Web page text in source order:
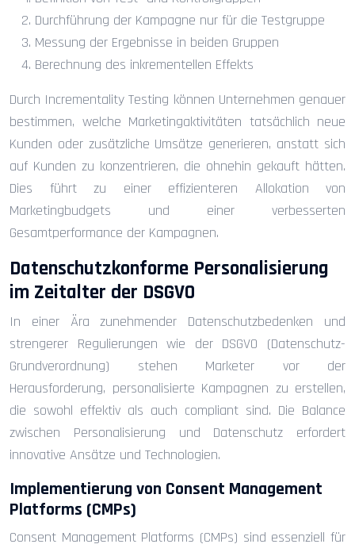
Durchführung der Kampagne nur für die Testgruppe
Messung der Ergebnisse in beiden Gruppen
Berechnung des inkrementellen Effekts
Durch Incrementality Testing können Unternehmen genauer
bestimmen, welche Marketingaktivitäten tatsächlich neue
Kunden oder zusätzliche Umsätze generieren, anstatt sich
auf Kunden zu konzentrieren, die ohnehin gekauft hätten.
Dies führt zu einer effizienteren Allokation von
Marketingbudgets und einer verbesserten
Gesamtperformance der Kampagnen.
Datenschutzkonforme Personalisierung
im Zeitalter der DSGVO
In einer Ära zunehmender Datenschutzbedenken und
strengerer Regulierungen wie der DSGVO (Datenschutz-
Grundverordnung) stehen Marketer vor der
Herausforderung, personalisierte Kampagnen zu erstellen,
die sowohl effektiv als auch compliant sind. Die Balance
zwischen Personalisierung und Datenschutz erfordert
innovative Ansätze und Technologien.
Implementierung von Consent Management
Platforms (CMPs)
Consent Management Platforms (CMPs) sind essenziell für